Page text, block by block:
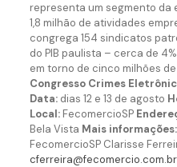
representa um segmento da
1,8 milhão de atividades
congrega 154 sindicatos
do PIB paulista – cerca de
em torno de cinco milhões
Congresso Crimes
Data:dias 12 e 13 de agosto
Local:FecomercioSP
Bela Vista Mais informações:
FecomercioSP Clarisse
cferreira@fecomercio.com.br